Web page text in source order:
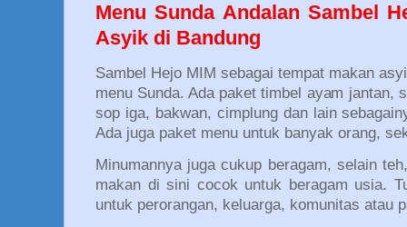
Menu Sunda Andalan Sambel
Asyik di Bandung
Sambel Hejo MIM sebagai tempat makan
menu Sunda. Ada paket timbel ayam jantan,
sop iga, bakwan, cimplung dan lain
Ada juga paket menu untuk banyak orang,
Minumannya juga cukup beragam, selain
makan di sini cocok untuk beragam usia.
untuk perorangan, keluarga, komunitas atau